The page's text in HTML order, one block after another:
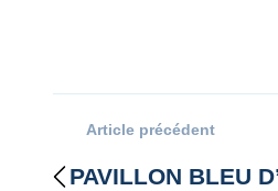
Article précédent
PAVILLON BLEU